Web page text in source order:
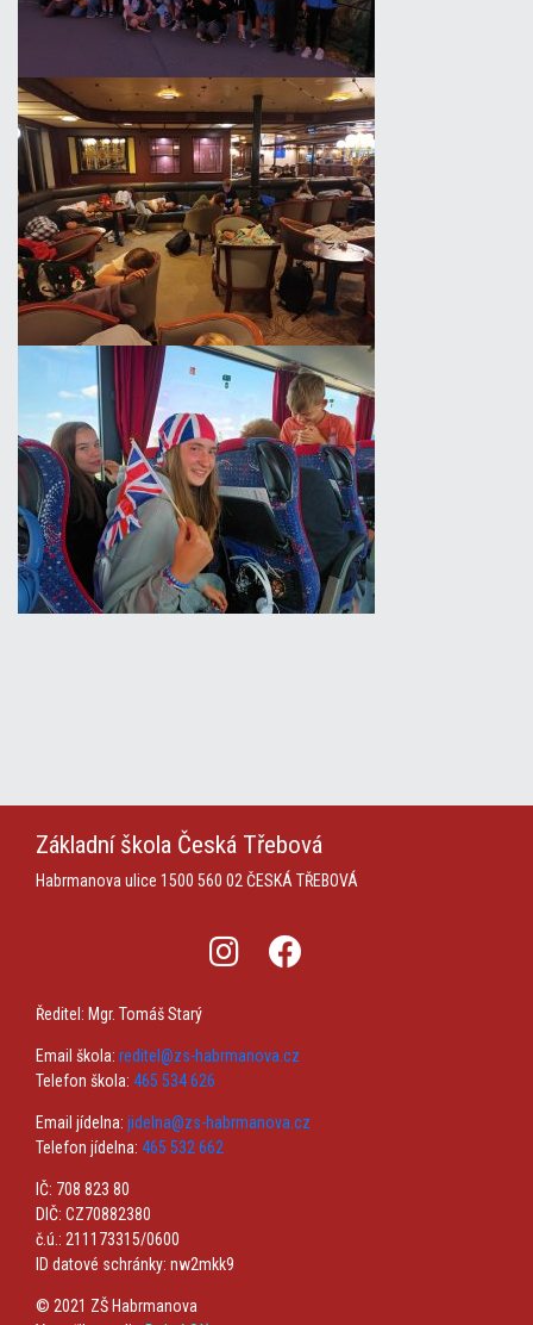
Základní škola Česká Třebová
Habrmanova ulice 1500 560 02 ČESKÁ TŘEBOVÁ
Ředitel: Mgr. Tomáš Starý
Email škola: reditel@zs-habrmanova.cz
Telefon škola: 465 534 626
Email jídelna: jidelna@zs-habrmanova.cz
Telefon jídelna: 465 532 662
IČ: 708 823 80
DIČ: CZ70882380
č.ú.: 211173315/0600
ID datové schránky: nw2mkk9
© 2021 ZŠ Habrmanova